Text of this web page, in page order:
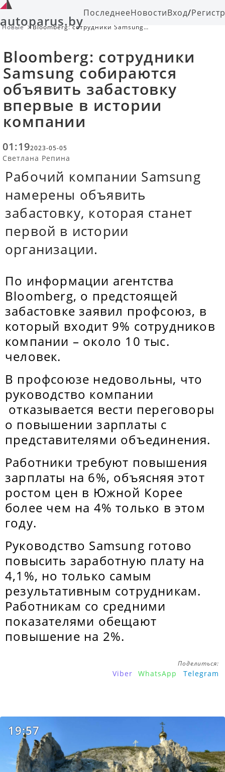
autoparus.byПоследнееНовостиВход/
Новые
Bloomberg: сотрудники Samsung
Bloomberg: сотрудники
Samsung собираются
объявить забастовку
впервые в истории
компании
01:192023-05-05
Светлана Репина
Рабочий компании Samsung
намерены объявить
забастовку, которая станет
первой в истории
организации.
По информации агентства
Bloomberg, о предстоящей
забастовке заявил профсоюз, в
который входит 9% сотрудников
компании – около 10 тыс.
человек.
В профсоюзе недовольны, что
руководство компании
отказывается вести переговоры
о повышении зарплаты с
представителями объединения.
Работники требуют повышения
зарплаты на 6%, объясняя этот
ростом цен в Южной Корее
более чем на 4% только в этом
году.
Руководство Samsung готово
повысить заработную плату на
4,1%, но только самым
результативным сотрудникам.
Работникам со средними
показателями обещают
повышение на 2%.
Поделиться:
Viber WhatsApp Telegram
19:57